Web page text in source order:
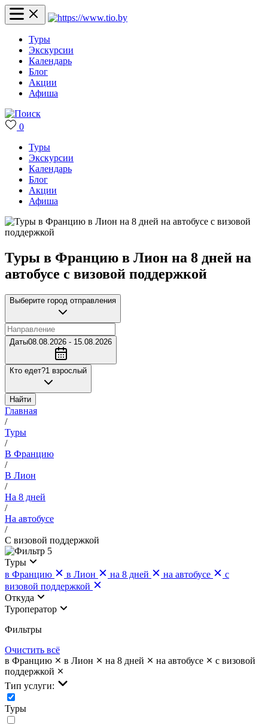
Туры
Экскурсии
Календарь
Блог
Акции
Афиша
0
Туры
Экскурсии
Календарь
Блог
Акции
Афиша
Туры в Францию в Лион на 8 дней на
автобусе с визовой поддержкой
Выберите город отправления
Даты08.08.2026 - 15.08.2026
Кто едет?1 взрослый
Найти
Главная
/
Туры
/
В Францию
/
В Лион
/
На 8 дней
/
На автобусе
/
С визовой поддержкой
5
Туры
в Францию
в Лион на 8 дней на автобусе
с
визовой поддержкой
Откуда
Туроператор
Фильтры
Очистить всё
в Францию
в Лион на 8 дней на автобусе
с визовой
поддержкой
Тип услуги:
Туры